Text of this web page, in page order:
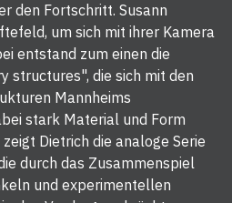
den Fortschritt. Susann
um sich mit ihrer Kamera
entstand zum einen die
structures", die sich mit den
Mannheims
stark Material und Form
Dietrich die analoge Serie
durch das Zusammenspiel
und experimentellen